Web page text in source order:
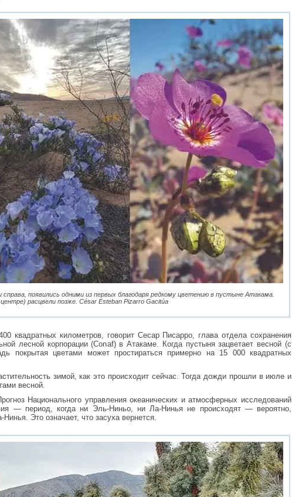
появились одними из первых благодаря редкому цветению в пустыне Атакама.
расцвели позже. César Esteban Pizarro Gacitúa
квадратных километров, говорит Сесар Писарро, глава отдела сохранения
лесной корпорации (Conaf) в Атакаме. Когда пустыня зацветает весной (с
покрытая цветами может простираться примерно на 15 000 квадратных
зимой, как это происходит сейчас. Тогда дожди прошли в июле и
весной.
Национального управления океанических и атмосферных исследований
— период, когда ни Эль-Ниньо, ни Ла-Нинья не происходят — вероятно,
Это означает, что засуха вернется.